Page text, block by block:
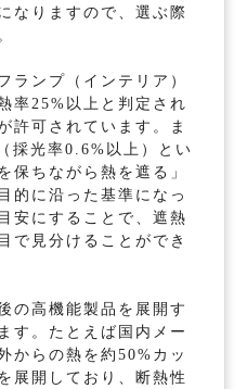
なりますので、選ぶ際
ランプ（インテリア）
率25%以上と判定され
許可されています。ま
採光率0.6%以上）とい
保ちながら熱を遮る」
的に沿った基準になっ
安にすることで、遮熱
で見分けることができ
の高機能製品を展開す
す。たとえば国内メー
からの熱を約50%カッ
展開しており、断熱性